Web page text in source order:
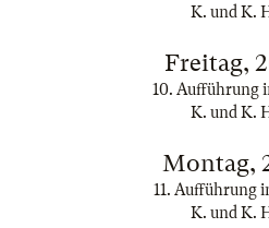
K. und K.
Freitag,
10. Aufführung
K. und K.
Montag,
11. Aufführung
K. und K.